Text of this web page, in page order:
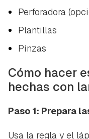
Perforadora
Plantillas
Pinzas
Cómo hacer
hechas con
Paso 1: Prepara
Usa la regla y el